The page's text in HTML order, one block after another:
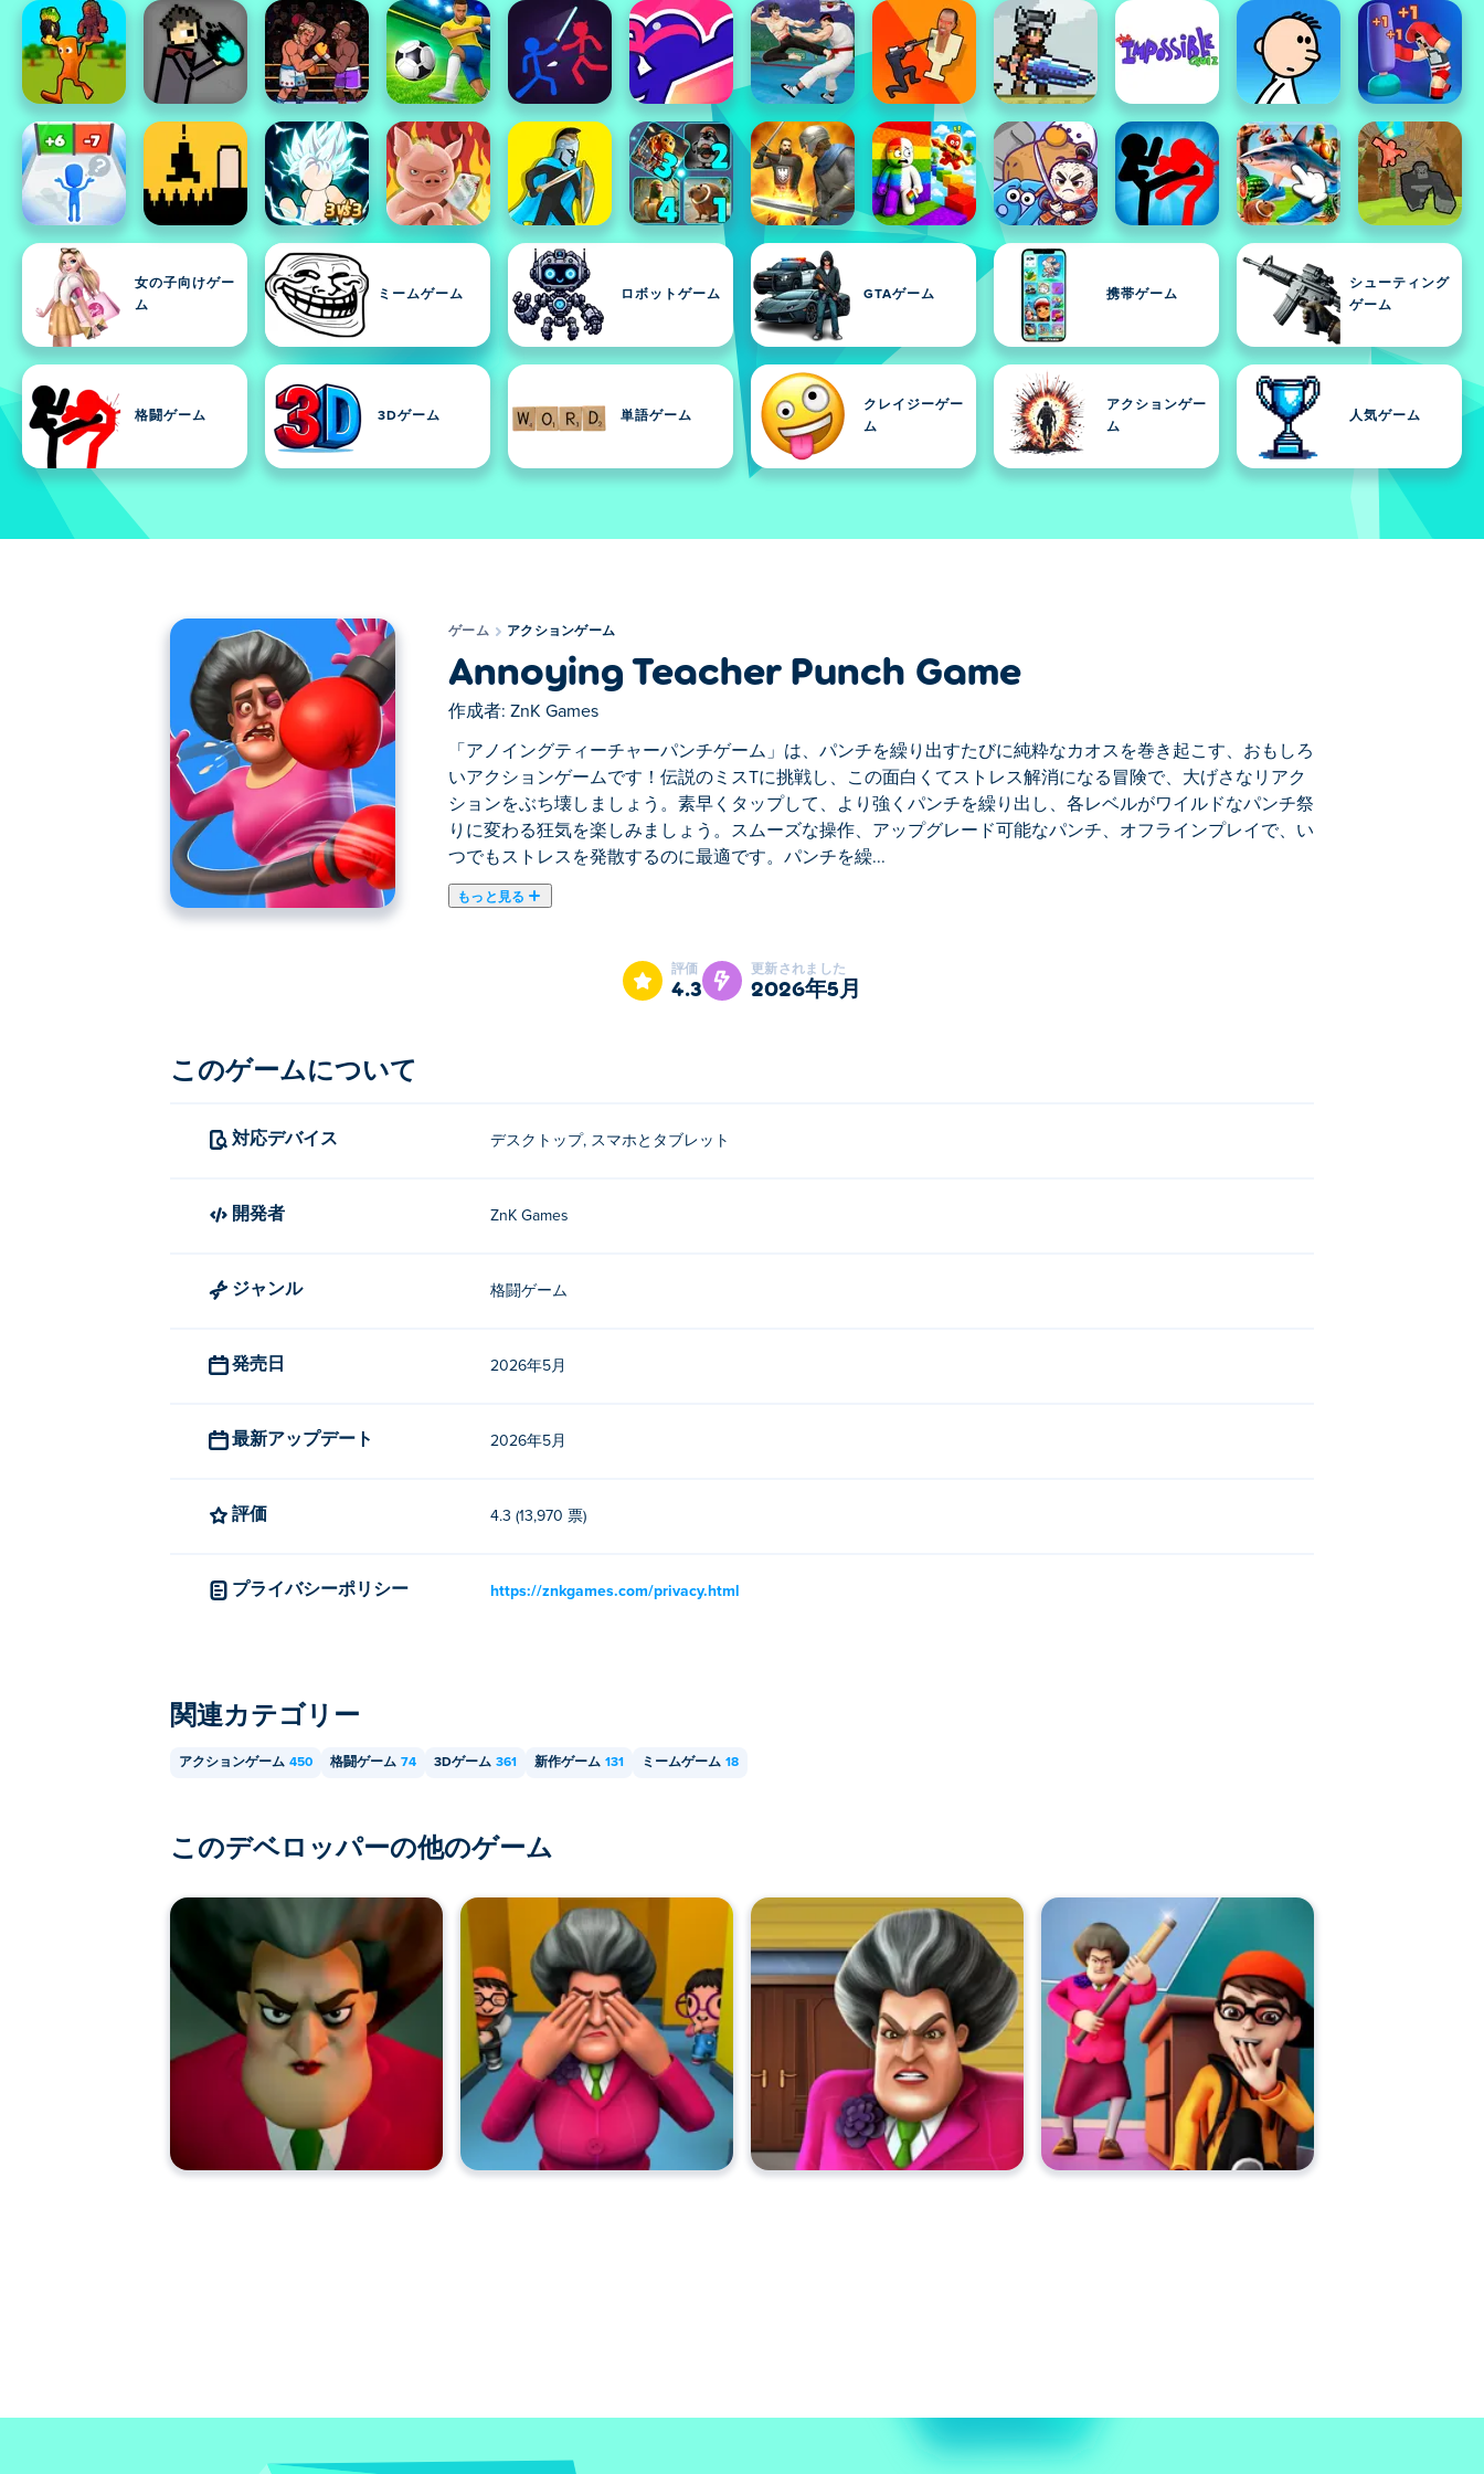
女の子向けゲー
ム
ミームゲーム ロボットゲーム GTAゲーム 携帯ゲーム
シューティング
ゲーム
格闘ゲーム 3Dゲーム 単語ゲーム
クレイジーゲー
ム
アクションゲー
ム
人気ゲーム
ゲーム アクションゲーム
Annoying Teacher Punch Game
作成者: ZnK Games
「アノイングティーチャーパンチゲーム」は、パンチを繰り出すたびに純粋なカオスを巻き起こす、おもしろ
いアクションゲームです！伝説のミスTに挑戦し、この面白くてストレス解消になる冒険で、大げさなリアク
ションをぶち壊しましょう。素早くタップして、より強くパンチを繰り出し、各レベルがワイルドなパンチ祭
りに変わる狂気を楽しみましょう。スムーズな操作、アップグレード可能なパンチ、オフラインプレイで、い
つでもストレスを発散するのに最適です。パンチを繰...
もっと見る
「アノイングティーチャーパンチゲーム」は、パンチを繰り出すたびに純粋なカオスを巻き起こす、おもしろいアクションゲームです！伝説の
り出し、各レベルがワイルドなパンチ祭りに変わる狂気を楽しみましょう。スムーズな操作、アップグレード可能なパンチ、オフラインプレイ
で、いつでもストレスを発散するのに最適です。パンチを繰り出して、笑いながらストレスを吹き飛ばしましょう。
「迷惑な先生パンチゲーム」を作ったのは誰ですか？
PlayTime Adventure
Prankster 3D
「Annoying Teacher Punch Game」を無料でプレイするにはどうすればいいですか？
迷惑な先生パンチゲームは、パソコンだけでなく、スマートフォンやタブレットなどのモバイル端末でもプレイできます。
評価
4.3
更新されました
2026年5月
このゲームについて
対応デバイス デスクトップ, スマホとタブレット
開発者 ZnK Games
ジャンル 格闘ゲーム
発売日 2026年5月
最新アップデート 2026年5月
評価 4.3 (13,970 票)
プライバシーポリシー https://znkgames.com/privacy.html
関連カテゴリー
アクションゲーム 450 格闘ゲーム 74 3Dゲーム 361 新作ゲーム 131 ミームゲーム 18
このデベロッパーの他のゲーム